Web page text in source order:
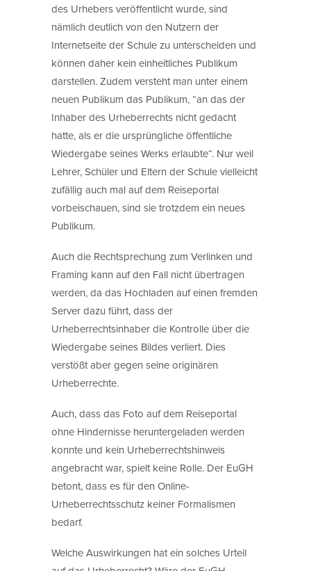
des Urhebers veröffentlicht wurde, sind
nämlich deutlich von den Nutzern der
Internetseite der Schule zu unterscheiden und
können daher kein einheitliches Publikum
darstellen. Zudem versteht man unter einem
neuen Publikum das Publikum, “an das der
Inhaber des Urheberrechts nicht gedacht
hatte, als er die ursprüngliche öffentliche
Wiedergabe seines Werks erlaubte“. Nur weil
Lehrer, Schüler und Eltern der Schule vielleicht
zufällig auch mal auf dem Reiseportal
vorbeischauen, sind sie trotzdem ein neues
Publikum.
Auch die Rechtsprechung zum Verlinken und
Framing kann auf den Fall nicht übertragen
werden, da das Hochladen auf einen fremden
Server dazu führt, dass der
Urheberrechtsinhaber die Kontrolle über die
Wiedergabe seines Bildes verliert. Dies
verstößt aber gegen seine originären
Urheberrechte.
Auch, dass das Foto auf dem Reiseportal
ohne Hindernisse heruntergeladen werden
konnte und kein Urheberrechtshinweis
angebracht war, spielt keine Rolle. Der EuGH
betont, dass es für den Online-
Urheberrechtsschutz keiner Formalismen
bedarf.
Welche Auswirkungen hat ein solches Urteil